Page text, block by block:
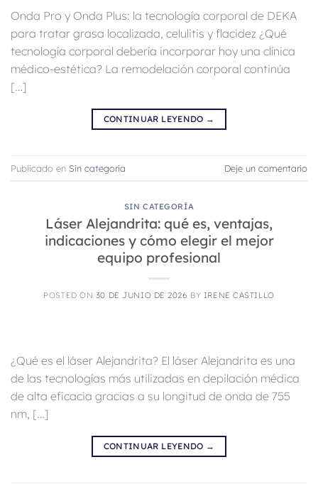
Onda Pro y Onda Plus: la tecnología corporal de DEKA
para tratar grasa localizada, celulitis y flacidez ¿Qué
tecnología corporal debería incorporar hoy una clínica
médico-estética? La remodelación corporal continúa
[…]
CONTINUAR LEYENDO →
Publicado en Sin categoría Deje un comentario
SIN CATEGORÍA
Láser Alejandrita: qué es, ventajas,
indicaciones y cómo elegir el mejor
equipo profesional
POSTED ON 30 DE JUNIO DE 2026 BY IRENE CASTILLO
¿Qué es el láser Alejandrita? El láser Alejandrita es una
de las tecnologías más utilizadas en depilación médica
de alta eficacia gracias a su longitud de onda de 755
nm, […]
CONTINUAR LEYENDO →